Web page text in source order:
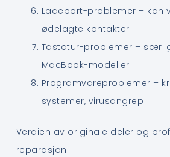
Ladeport-problemer – kan
ødelagte kontakter
Tastatur-problemer –
MacBook-modeller
Programvareproblemer –
systemer, virusangrep
Verdien av originale deler og
reparasjon